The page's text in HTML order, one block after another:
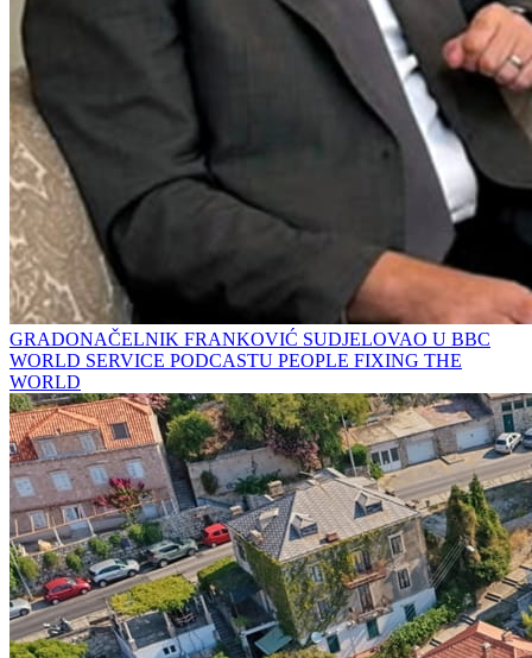
GRADONAČELNIK FRANKOVIĆ SUDJELOVAO U BBC
WORLD SERVICE PODCASTU PEOPLE FIXING THE
WORLD